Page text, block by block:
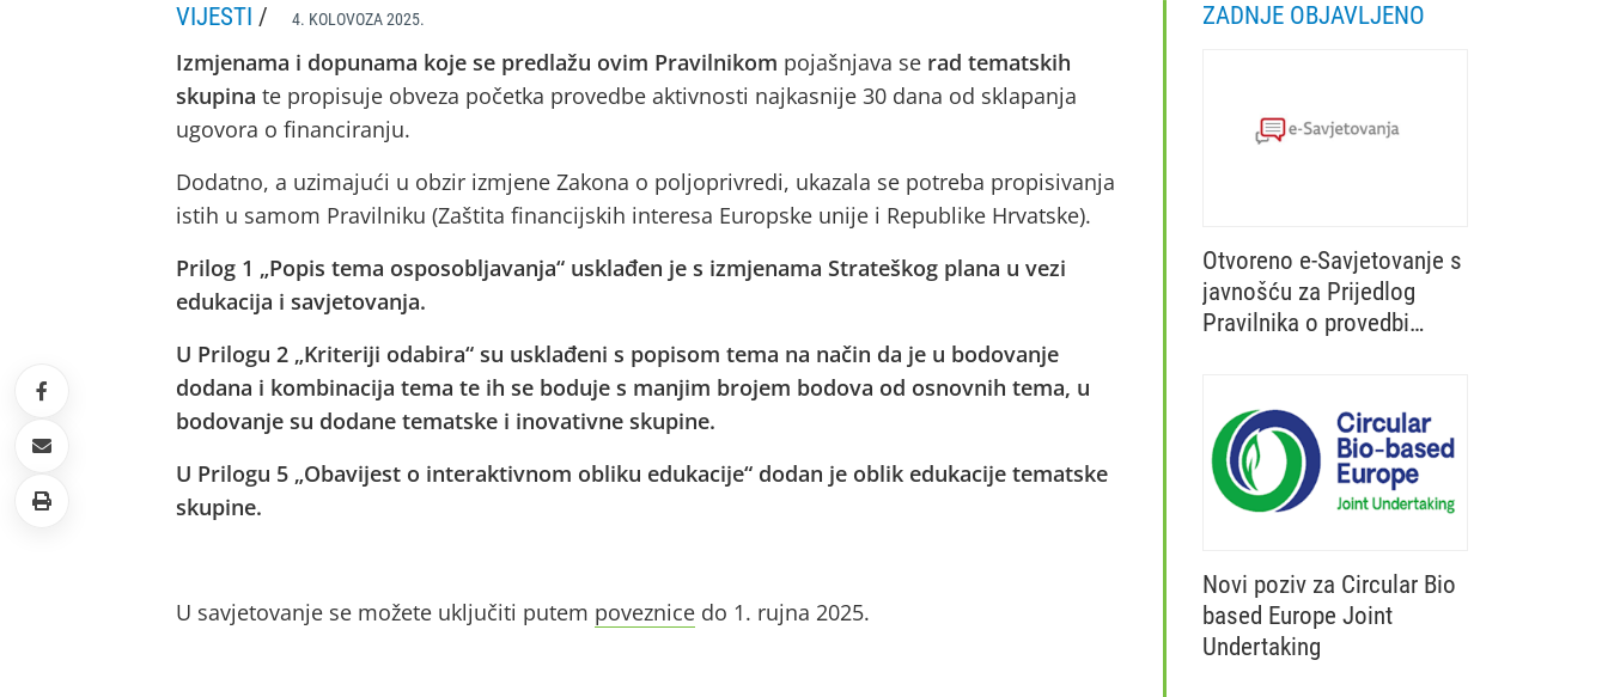
VIJESTI / 4. KOLOVOZA 2025.
Izmjenama i dopunama koje se predlažu ovim Pravilnikom pojašnjava se rad tematskih
skupina te propisuje obveza početka provedbe aktivnosti najkasnije 30 dana od sklapanja
ugovora o financiranju.
Dodatno, a uzimajući u obzir izmjene Zakona o poljoprivredi, ukazala se potreba propisivanja
istih u samom Pravilniku (Zaštita financijskih interesa Europske unije i Republike Hrvatske).
Prilog 1 „Popis tema osposobljavanja“ usklađen je s izmjenama Strateškog plana u vezi
edukacija i savjetovanja.
U Prilogu 2 „Kriteriji odabira“ su usklađeni s popisom tema na način da je u bodovanje
dodana i kombinacija tema te ih se boduje s manjim brojem bodova od osnovnih tema, u
bodovanje su dodane tematske i inovativne skupine.
U Prilogu 5 „Obavijest o interaktivnom obliku edukacije“ dodan je oblik edukacije tematske
skupine.
U savjetovanje se možete uključiti putem poveznice do 1. rujna 2025.
ZADNJE OBJAVLJENO
Otvoreno e-Savjetovanje s
javnošću za Prijedlog
Pravilnika o provedbi
ruralnog razvoja za 2027.
godinu
Novi poziv za Circular Bio
based Europe Joint
Undertaking